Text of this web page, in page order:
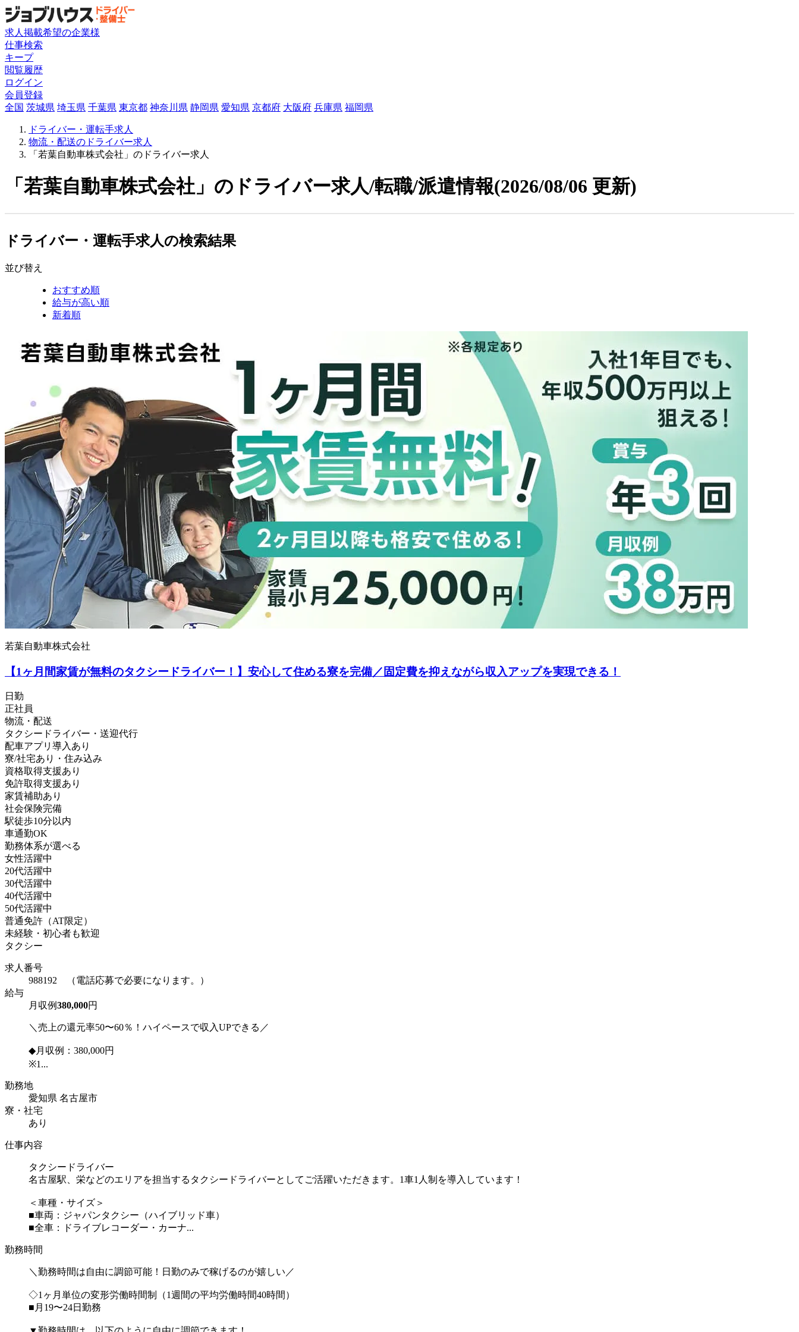
求人掲載希望の企業様
仕事検索
キープ
閲覧履歴
ログイン
会員登録
全国 茨城県 埼玉県 千葉県 東京都 神奈川県 静岡県 愛知県 京都府 大阪府 兵庫県 福岡県
ドライバー・運転手求人
物流・配送のドライバー求人
「若葉自動車株式会社」のドライバー求人
「若葉自動車株式会社」のドライバー求人/転職/派遣情報(2026/08/06 更新)
ドライバー・運転手求人の検索結果
並び替え
おすすめ順
給与が高い順
新着順
若葉自動車株式会社
【1ヶ月間家賃が無料のタクシードライバー！】安心して住める寮を完備／固定費を抑えながら収入アップを実現できる！
日勤
正社員
物流・配送
タクシードライバー・送迎代行
配車アプリ導入あり
寮/社宅あり・住み込み
資格取得支援あり
免許取得支援あり
家賃補助あり
社会保険完備
駅徒歩10分以内
車通勤OK
勤務体系が選べる
女性活躍中
20代活躍中
30代活躍中
40代活躍中
50代活躍中
普通免許（AT限定）
未経験・初心者も歓迎
タクシー
求人番号
988192 （電話応募で必要になります。）
給与
月収例380,000円
＼売上の還元率50〜60％！ハイペースで収入UPできる／
◆月収例：380,000円
※1...
勤務地
愛知県 名古屋市
寮・社宅
あり
仕事内容
タクシードライバー
名古屋駅、栄などのエリアを担当するタクシードライバーとしてご活躍いただきます。1車1人制を導入しています！
＜車種・サイズ＞
■車両：ジャパンタクシー（ハイブリッド車）
■全車：ドライブレコーダー・カーナ...
勤務時間
＼勤務時間は自由に調節可能！日勤のみで稼げるのが嬉しい／
◇1ヶ月単位の変形労働時間制（1週間の平均労働時間40時間）
■月19〜24日勤務